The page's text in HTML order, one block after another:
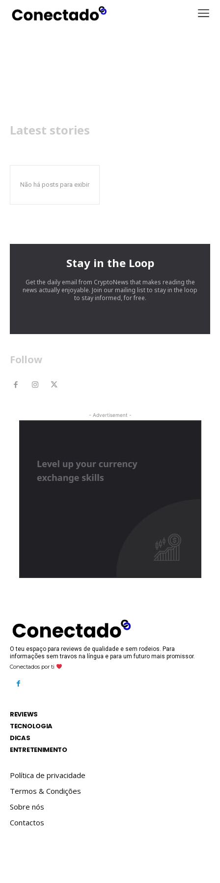
Latest stories
Não há posts para exibir
Stay in the Loop
Get the daily email from CryptoNews that makes reading the
news actually enjoyable. Join our mailing list to stay in the loop
to stay informed, for free.
Follow
- Advertisement -
O teu espaço para reviews de qualidade e sem rodeios. Para
informações sem travos na língua e para um futuro mais promissor.
Conectados por ti
REVIEWS
TECNOLOGIA
DICAS
ENTRETENIMENTO
Política de privacidade
Termos & Condições
Sobre nós
Contactos